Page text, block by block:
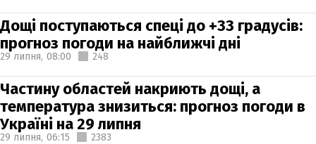
Дощі поступаються спеці до +33 градусів:
прогноз погоди на найближчі дні
29 липня, 08:00 248
Частину областей накриють дощі, а
температура знизиться: прогноз погоди в
Україні на 29 липня
29 липня, 06:15 2383